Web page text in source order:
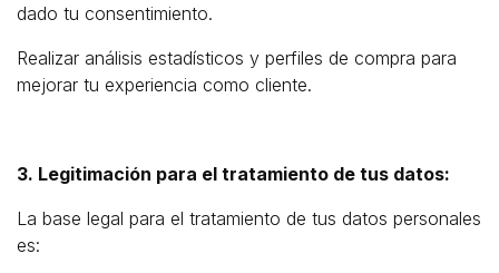
dado tu consentimiento.
Realizar análisis estadísticos y perfiles de compra para
mejorar tu experiencia como cliente.
3. Legitimación para el tratamiento de tus datos:
La base legal para el tratamiento de tus datos personales
es: